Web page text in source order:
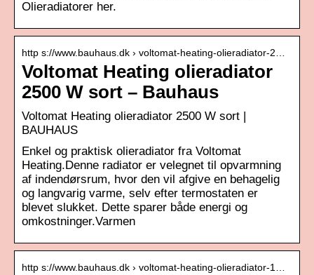
Olieradiatorer her.
http s://www.bauhaus.dk › voltomat-heating-olieradiator-2…
Voltomat Heating olieradiator
2500 W sort – Bauhaus
Voltomat Heating olieradiator 2500 W sort |
BAUHAUS
Enkel og praktisk olieradiator fra Voltomat
Heating.Denne radiator er velegnet til opvarmning
af indendørsrum, hvor den vil afgive en behagelig
og langvarig varme, selv efter termostaten er
blevet slukket. Dette sparer både energi og
omkostninger.Varmen
http s://www.bauhaus.dk › voltomat-heating-olieradiator-1…